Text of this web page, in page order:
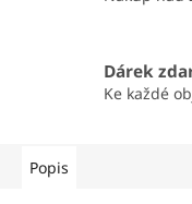
Dárek
Ke každé
Popis